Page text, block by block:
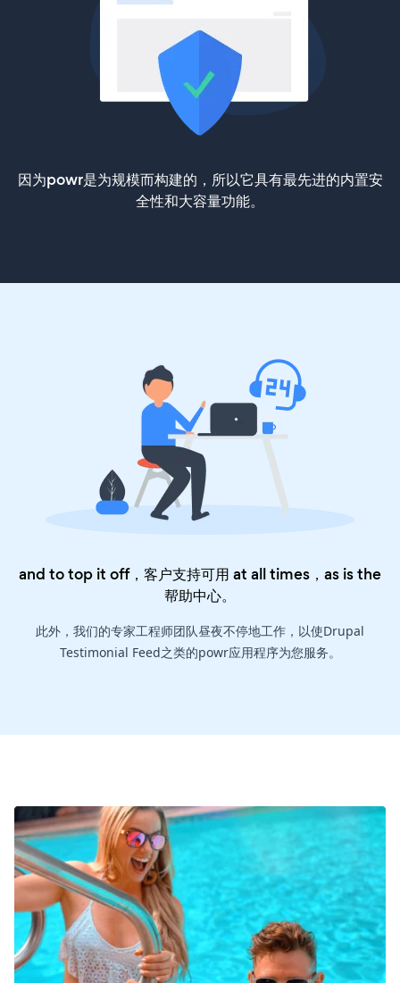
因为powr是为规模而构建的，所以它具有最先进的内置安
全性和大容量功能。
and to top it off，客户支持可用 at all times，as is the
帮助中心。
此外，我们的专家工程师团队昼夜不停地工作，以使Drupal
Testimonial Feed之类的powr应用程序为您服务。